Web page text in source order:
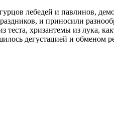
лебедей и павлинов,
и приносили
теста, хризантемы из лука,
дегустацией и обменом